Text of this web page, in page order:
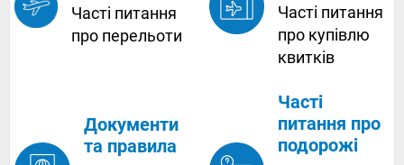
Часті питання
про перельоти
Часті питання
про купівлю
квитків
Документи
та правила
Часті
питання про
подорожі